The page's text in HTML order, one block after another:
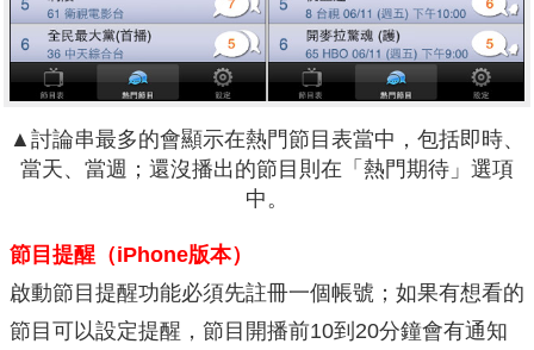
▲討論串最多的會顯示在熱門節目表當中，包括即時、
當天、當週；還沒播出的節目則在「熱門期待」選項
中。
節目提醒（iPhone版本）
啟動節目提醒功能必須先註冊一個帳號；如果有想看的
節目可以設定提醒，節目開播前10到20分鐘會有通知